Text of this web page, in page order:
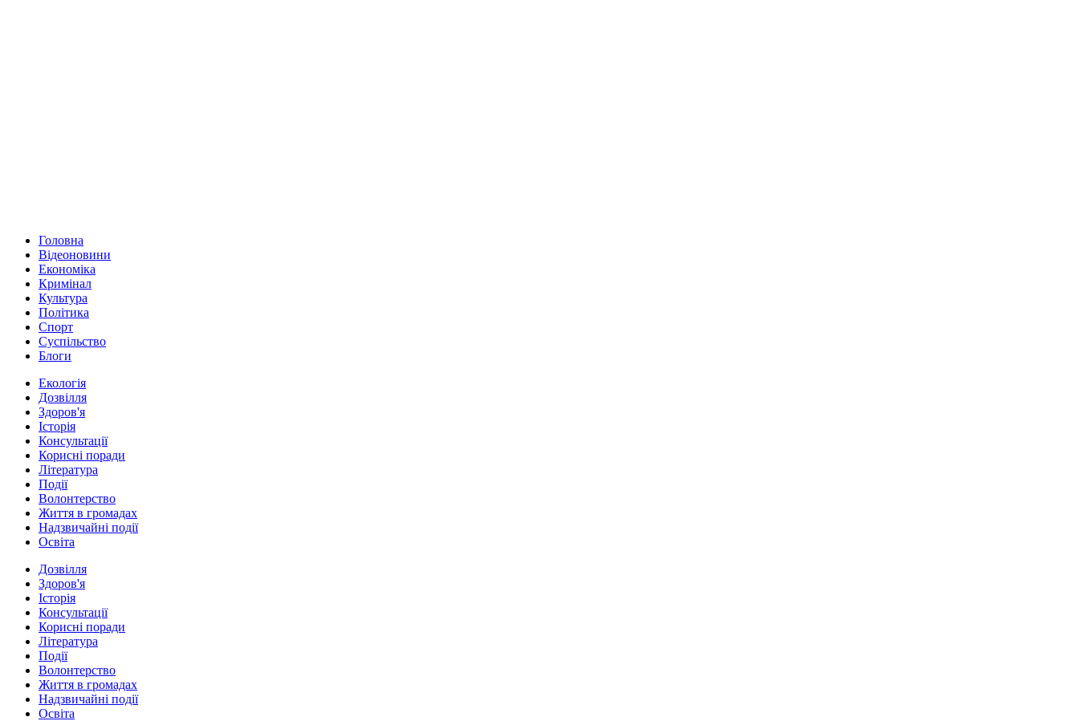
Головна
Відеоновини
Економіка
Кримінал
Культура
Політика
Спорт
Суспільство
Блоги
Екологія
Дозвілля
Здоров'я
Історія
Консультації
Корисні поради
Література
Події
Волонтерство
Життя в громадах
Надзвичайні події
Освіта
Дозвілля
Здоров'я
Історія
Консультації
Корисні поради
Література
Події
Волонтерство
Життя в громадах
Надзвичайні події
Освіта